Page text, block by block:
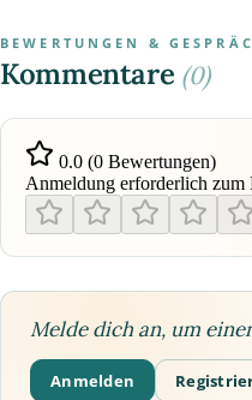
BEWERTUNGEN &
Kommentare (0)
0.0 (0 Bewertungen)
Anmeldung erforderlich zum
Melde dich an, um
Anmelden